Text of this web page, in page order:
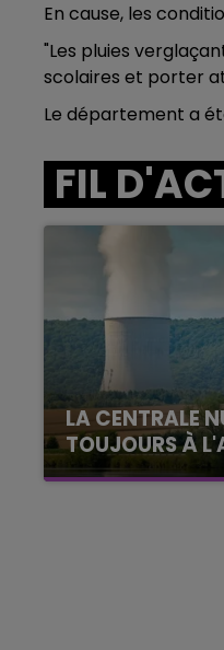
LE
En cause, les
"Les pluies
scolaires et porter
Le département a
FIL
LA CENTRALE
TOUJOURS À
Cela fait déjà une
justifiée par la